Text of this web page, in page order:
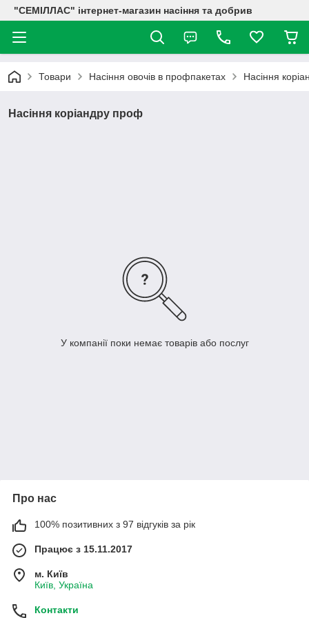
"СЕМІЛЛАС" інтернет-магазин насіння та добрив
Товари Насіння овочів в профпакетах Насіння
Насіння коріандру проф
У компанії поки немає товарів або послуг
Про нас
100% позитивних з 97 відгуків за рік
Працює з 15.11.2017
м. Київ
Київ, Україна
Контакти